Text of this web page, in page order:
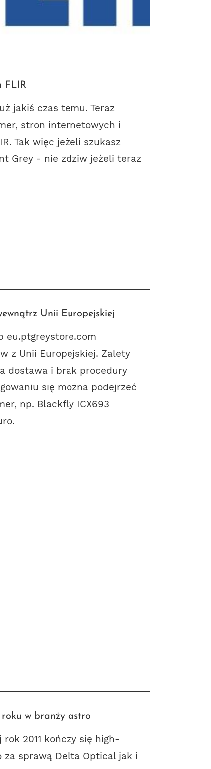
FLIR
jakiś czas temu. Teraz
stron internetowych i
Tak więc jeżeli szukasz
Grey - nie zdziw jeżeli teraz
Unii Europejskiej
eu.ptgreystore.com
z Unii Europejskiej. Zalety
dostawa i brak procedury
się można podejrzeć
np. Blackfly ICX693
roku w branży astro
2011 kończy się high-
za sprawą Delta Optical jak i